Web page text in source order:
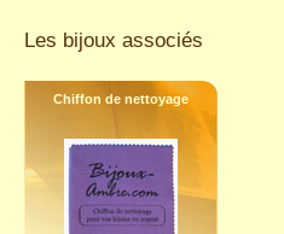
Les bijoux associés
Chiffon de nettoyage